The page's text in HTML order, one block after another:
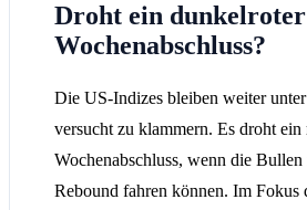
Droht ein dunkelroter
Wochenabschluss?
Die US-Indizes bleiben weiter
versucht zu klammern. Es droht ein
Wochenabschluss, wenn die
Rebound fahren können. Im Fokus